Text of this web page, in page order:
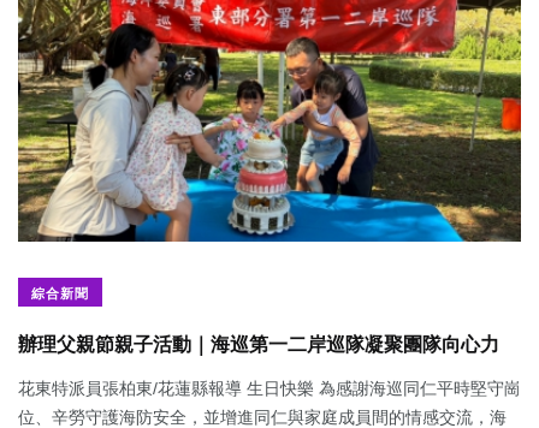
綜合新聞
辦理父親節親子活動｜海巡第一二岸巡隊凝聚團隊向心力
花東特派員張柏東/花蓮縣報導 生日快樂 為感謝海巡同仁平時堅守崗
位、辛勞守護海防安全，並增進同仁與家庭成員間的情感交流，海